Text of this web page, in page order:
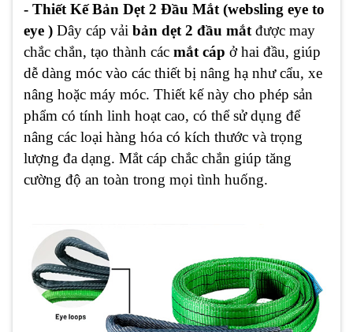
- Thiết Kế Bản Dẹt 2 Đầu Mắt (websling eye to
eye ) Dây cáp vải bản dẹt 2 đầu mắt được may
chắc chắn, tạo thành các mắt cáp ở hai đầu, giúp
dễ dàng móc vào các thiết bị nâng hạ như cẩu, xe
nâng hoặc máy móc. Thiết kế này cho phép sản
phẩm có tính linh hoạt cao, có thể sử dụng để
nâng các loại hàng hóa có kích thước và trọng
lượng đa dạng. Mắt cáp chắc chắn giúp tăng
cường độ an toàn trong mọi tình huống.